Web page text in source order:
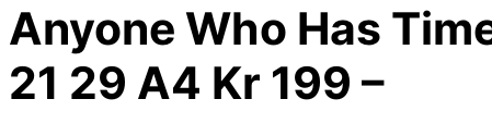
Anyone Who Has
21 29 A4 Kr 199 –